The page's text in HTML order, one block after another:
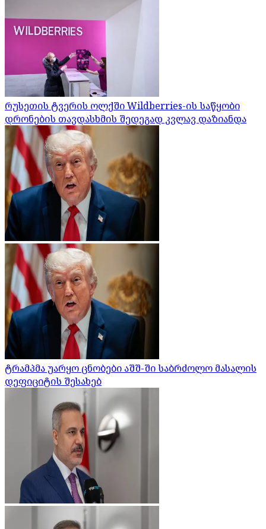
რუსეთის ტვერის ოლქში Wildberries-ის საწყობი
დრონების თავდასხმის შედეგად კვლავ დაზიანდა
ტრამპმა უარყო ცნობები აშშ-ში საბრძოლო მასალის
დეფიციტის შესახებ